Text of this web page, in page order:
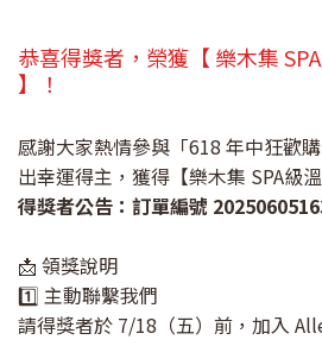
恭喜得獎者，榮獲【 樂木集
】！
感謝大家熱情參與「618 年中狂歡
出幸運得主，獲得【樂木集 SPA級
得獎者公告：訂單編號
📩 領獎說明
1️⃣ 主動聯繫我們
請得獎者於 7/18（五）前，加入